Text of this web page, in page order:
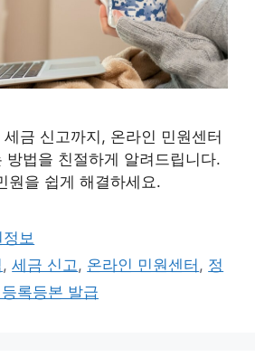
금 신고까지, 온라인 민원센터
방법을 친절하게 알려드립니다.
원을 쉽게 해결하세요.
보
,세금 신고 , 온라인 민원센터 , 정
록등본 발급